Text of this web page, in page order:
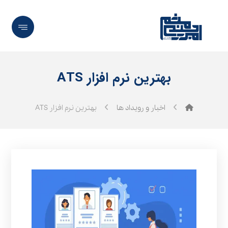
بهترین نرم افزار ATS
اخبار و رویداد ها بهترین نرم افزار ATS